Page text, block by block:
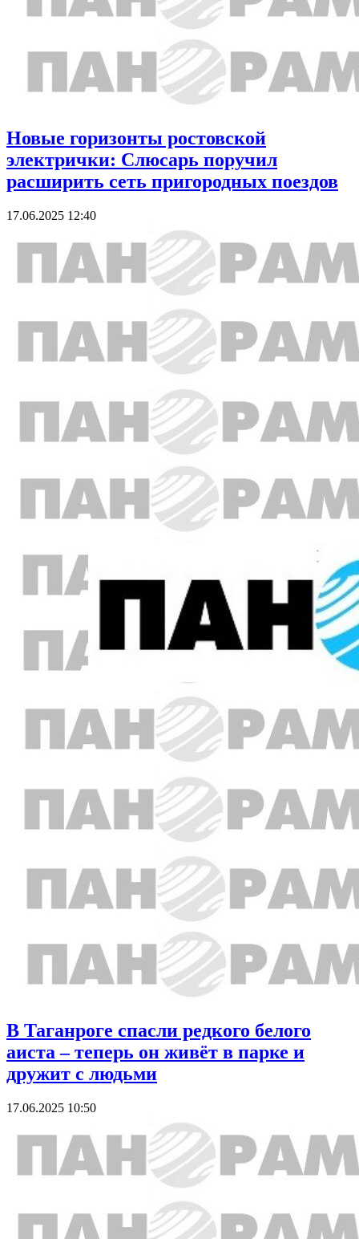
Новые горизонты ростовской
электрички: Слюсарь поручил
расширить сеть пригородных поездов
17.06.2025 12:40
В Таганроге спасли редкого белого
аиста – теперь он живёт в парке и
дружит с людьми
17.06.2025 10:50